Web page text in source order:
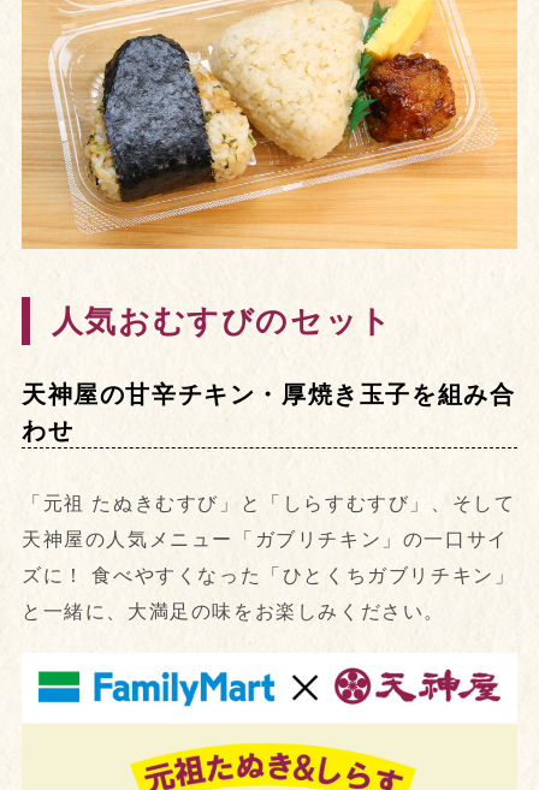
人気おむすびのセット
天神屋の甘辛チキン・厚焼き玉子を組み合
わせ
「元祖 たぬきむすび」と「しらすむすび」、そして
天神屋の人気メニュー「ガブリチキン」の一口サイ
ズに！ 食べやすくなった「ひとくちガブリチキン」
と一緒に、大満足の味をお楽しみください。